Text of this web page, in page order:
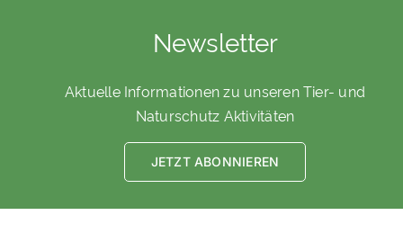
Newsletter
Aktuelle Informationen zu unseren Tier- und
Naturschutz Aktivitäten
JETZT ABONNIEREN